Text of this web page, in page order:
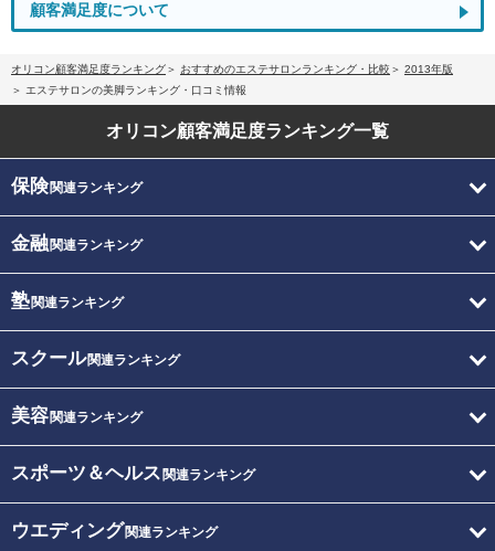
顧客満足度について
オリコン顧客満足度ランキング おすすめのエステサロンランキング・比較
2013年版
エステサロンの美脚ランキング・口コミ情報
オリコン顧客満足度ランキング一覧
保険関連ランキング
金融関連ランキング
塾関連ランキング
スクール関連ランキング
美容関連ランキング
スポーツ＆ヘルス 関連ランキング
ウエディング関連ランキング